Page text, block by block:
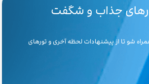
جذاب و شگفت
شو تا از پیشنهادات لحظه آخری و تورهای